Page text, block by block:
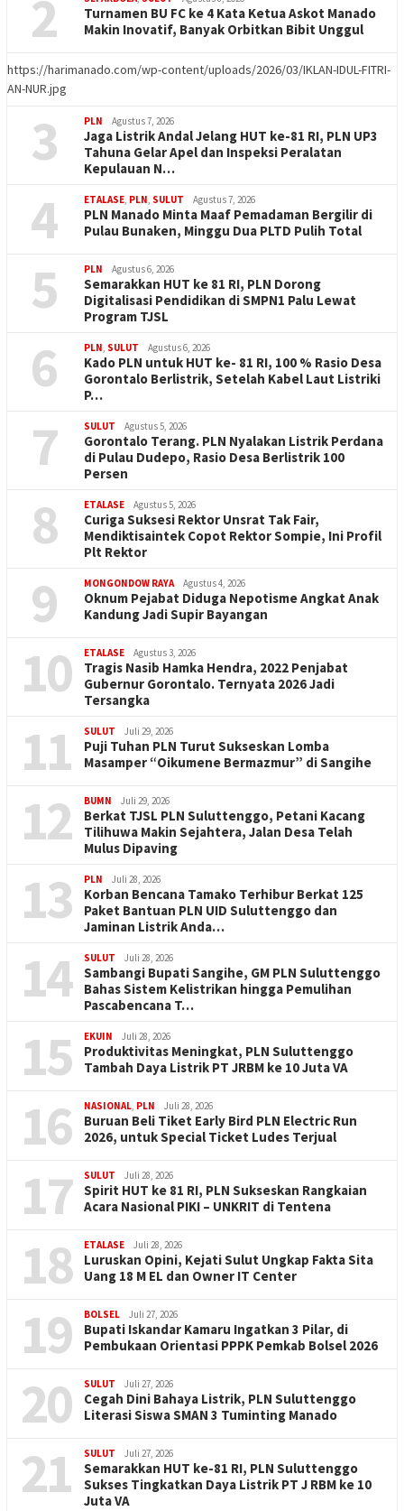
2
Turnamen BU FC ke 4 Kata Ketua Askot Manado
Makin Inovatif, Banyak Orbitkan Bibit Unggul
https://harimanado.com/wp-content/uploads/2026/03/IKLAN-IDUL-FITRI-
AN-NUR.jpg
3 PLN Agustus 7, 2026
Jaga Listrik Andal Jelang HUT ke-81 RI, PLN UP3
Tahuna Gelar Apel dan Inspeksi Peralatan
Kepulauan N…
4 ETALASE, PLN, SULUT Agustus 7, 2026
PLN Manado Minta Maaf Pemadaman Bergilir di
Pulau Bunaken, Minggu Dua PLTD Pulih Total
5 PLN Agustus 6, 2026
Semarakkan HUT ke 81 RI, PLN Dorong
Digitalisasi Pendidikan di SMPN1 Palu Lewat
Program TJSL
6 PLN, SULUT Agustus 6, 2026
Kado PLN untuk HUT ke- 81 RI, 100 % Rasio Desa
Gorontalo Berlistrik, Setelah Kabel Laut Listriki
P…
7 SULUT Agustus 5, 2026
Gorontalo Terang. PLN Nyalakan Listrik Perdana
di Pulau Dudepo, Rasio Desa Berlistrik 100
Persen
8 ETALASE Agustus 5, 2026
Curiga Suksesi Rektor Unsrat Tak Fair,
Mendiktisaintek Copot Rektor Sompie, Ini Profil
Plt Rektor
9 MONGONDOW RAYA Agustus 4, 2026
Oknum Pejabat Diduga Nepotisme Angkat Anak
Kandung Jadi Supir Bayangan
10 ETALASE Agustus 3, 2026
Tragis Nasib Hamka Hendra, 2022 Penjabat
Gubernur Gorontalo. Ternyata 2026 Jadi
Tersangka
11 SULUT Juli 29, 2026
Puji Tuhan PLN Turut Sukseskan Lomba
Masamper “Oikumene Bermazmur” di Sangihe
12 BUMN Juli 29, 2026
Berkat TJSL PLN Suluttenggo, Petani Kacang
Tilihuwa Makin Sejahtera, Jalan Desa Telah
Mulus Dipaving
13 PLN Juli 28, 2026
Korban Bencana Tamako Terhibur Berkat 125
Paket Bantuan PLN UID Suluttenggo dan
Jaminan Listrik Anda…
14 SULUT Juli 28, 2026
Sambangi Bupati Sangihe, GM PLN Suluttenggo
Bahas Sistem Kelistrikan hingga Pemulihan
Pascabencana T…
15 EKUIN Juli 28, 2026
Produktivitas Meningkat, PLN Suluttenggo
Tambah Daya Listrik PT JRBM ke 10 Juta VA
16 NASIONAL, PLN Juli 28, 2026
Buruan Beli Tiket Early Bird PLN Electric Run
2026, untuk Special Ticket Ludes Terjual
17 SULUT Juli 28, 2026
Spirit HUT ke 81 RI, PLN Sukseskan Rangkaian
Acara Nasional PIKI – UNKRIT di Tentena
18 ETALASE Juli 28, 2026
Luruskan Opini, Kejati Sulut Ungkap Fakta Sita
Uang 18 M EL dan Owner IT Center
19 BOLSEL Juli 27, 2026
Bupati Iskandar Kamaru Ingatkan 3 Pilar, di
Pembukaan Orientasi PPPK Pemkab Bolsel 2026
20 SULUT Juli 27, 2026
Cegah Dini Bahaya Listrik, PLN Suluttenggo
Literasi Siswa SMAN 3 Tuminting Manado
21 SULUT Juli 27, 2026
Semarakkan HUT ke-81 RI, PLN Suluttenggo
Sukses Tingkatkan Daya Listrik PT J RBM ke 10
Juta VA